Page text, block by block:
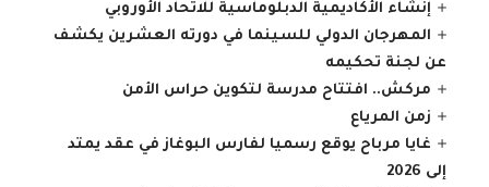
إنشاء الأكاديمية الدبلوماسية للاتحاد الأوروبي
المهرجان الدولي للسينما في دورته العشرين يكشف
عن لجنة تحكيمه
مركش.. افتتاح مدرسة لتكوين حراس الأمن
زمن المرياع
غايا مرباح يوقع رسميا لفارس البوغاز في عقد يمتد
إلى 2026